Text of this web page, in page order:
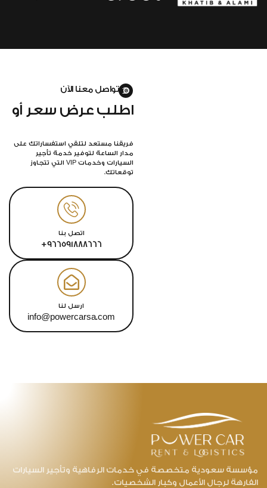
تواصل معنا الآن
اطلب عرض سعر أو
فريقنا مستعد لتلقي استفساراتك على
مدار الساعة لتوفير خدمة تأجير
السيارات وخدمات VIP التي تتجاوز
توقعاتك.
اتصل بنا
966591888666+
ارسل لنا
info@powercarsa.com
سعودية متخصصة في خدمات الرفاهية وتأجير السيارات
لرجال الأعمال وكبار الشخصيات.